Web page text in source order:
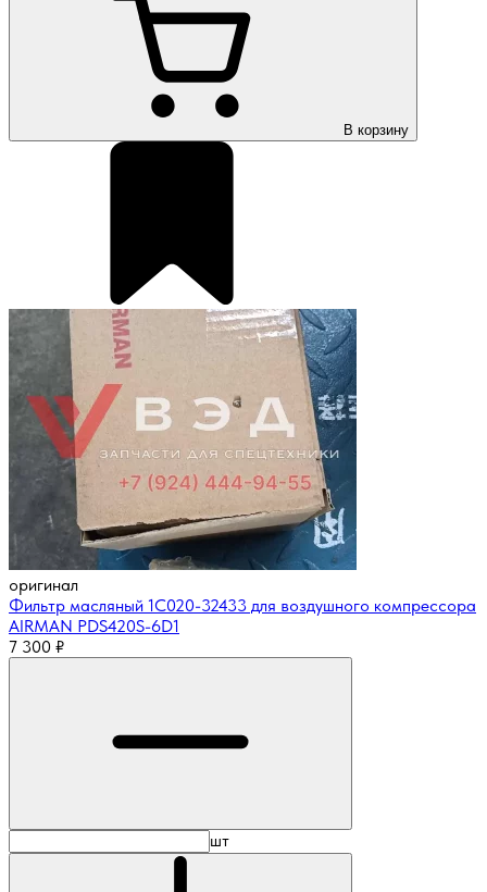
В корзину
оригинал
Фильтр масляный 1C020-32433 для воздушного компрессора
AIRMAN PDS420S-6D1
7 300 ₽
шт